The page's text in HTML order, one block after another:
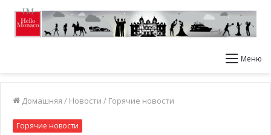
Меню
Домашняя / Новости / Горячие новости
Горячие новости